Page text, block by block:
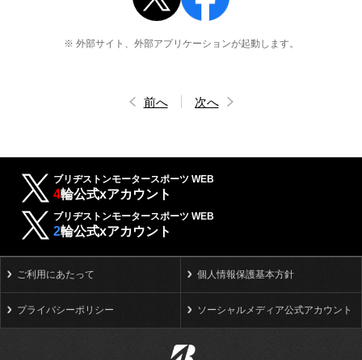
※ 外部サイト、外部アプリケーションが起動します。
前へ 次へ
ブリヂストンモータースポーツ WEB
4輪公式xアカウント
ブリヂストンモータースポーツ WEB
2輪公式xアカウント
ご利用にあたって 個人情報保護基本方針
プライバシーポリシー ソーシャルメディア公式アカウント